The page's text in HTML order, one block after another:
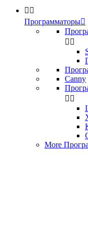
 
Программаторы
 
Canny
 
More